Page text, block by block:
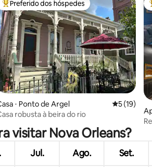
média de 5, 45 avaliações
Entre os melhores preferidos dos hóspedes
Preferido dos hóspedes
⋅ Ponto de Argel 5 de uma
5 (19)
robusta à beira do rio
er
visitar Nova Orleans?
Jul. Ago. Set.